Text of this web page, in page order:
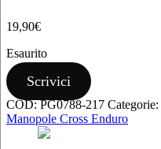
19,90€
Esaurito
Scrivici
COD:PG0788-217 Categorie:
Manopole Cross Enduro